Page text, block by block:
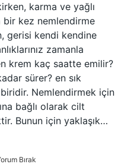
karma ve yağlı
kez nemlendirme
gerisi kendi kendine
zamanla
krem kaç saatte emilir?
sürer? en sık
Nemlendirmek için
bağlı olarak cilt
Bunun için yaklaşık…
Bırak